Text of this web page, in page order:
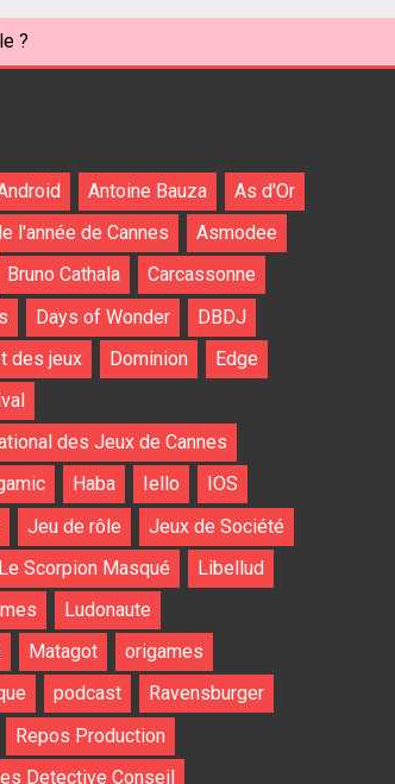
?
Antoine Bauza
As d'Or
l'année de Cannes
Asmodee
Bruno Cathala
Carcassonne
Days of Wonder
DBDJ
des jeux
Dominion
Edge
des Jeux de Cannes
Haba Iello
IOS
Jeu de rôle
Jeux de Société
Le Scorpion Masqué
Libellud
Ludonaute
Matagot
origames
podcast
Ravensburger
Repos Production
Detective Conseil